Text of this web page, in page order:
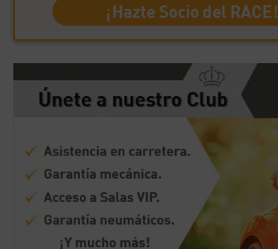
¡Hazte Socio del RACE!